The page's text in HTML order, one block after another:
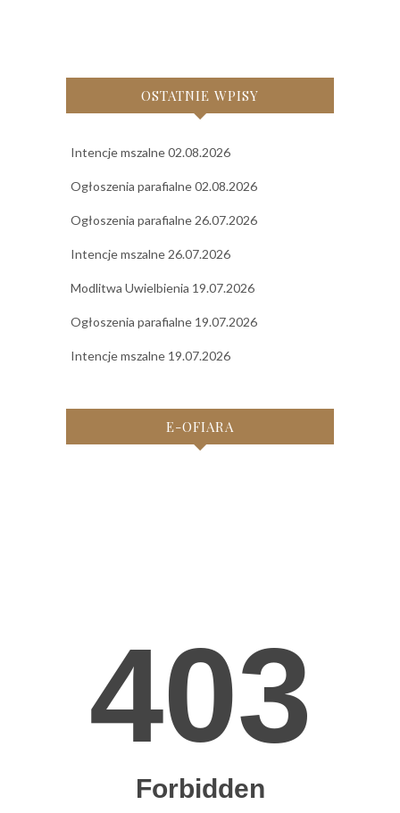
OSTATNIE WPISY
Intencje mszalne 02.08.2026
Ogłoszenia parafialne 02.08.2026
Ogłoszenia parafialne 26.07.2026
Intencje mszalne 26.07.2026
Modlitwa Uwielbienia 19.07.2026
Ogłoszenia parafialne 19.07.2026
Intencje mszalne 19.07.2026
E-OFIARA